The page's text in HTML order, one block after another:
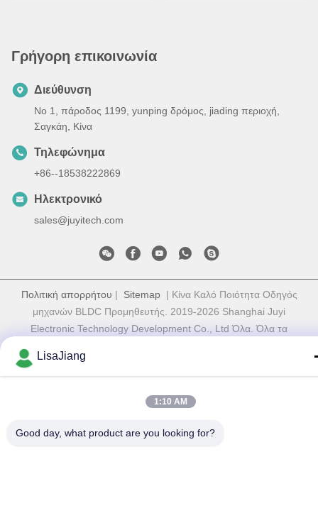
Γρήγορη επικοινωνία
Διεύθυνση
Νο 1, πάροδος 1199, yunping δρόμος, jiading περιοχή,
Σαγκάη, Κίνα
Τηλεφώνημα
+86--18538222869
Ηλεκτρονικό
sales@juyitech.com
Πολιτική απορρήτου | Sitemap| Κίνα Καλό Ποιότητα Οδηγός
μηχανών BLDC Προμηθευτής. 2019-2026 Shanghai Juyi
Electronic Technology Development Co., Ltd Όλα. Όλα τα
LisaJiang
1:10 AM
Good day, what product are you looking for?